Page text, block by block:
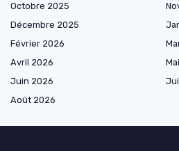
Octobre 2025
Décembre 2025
Février 2026
Avril 2026
Juin 2026
Août 2026